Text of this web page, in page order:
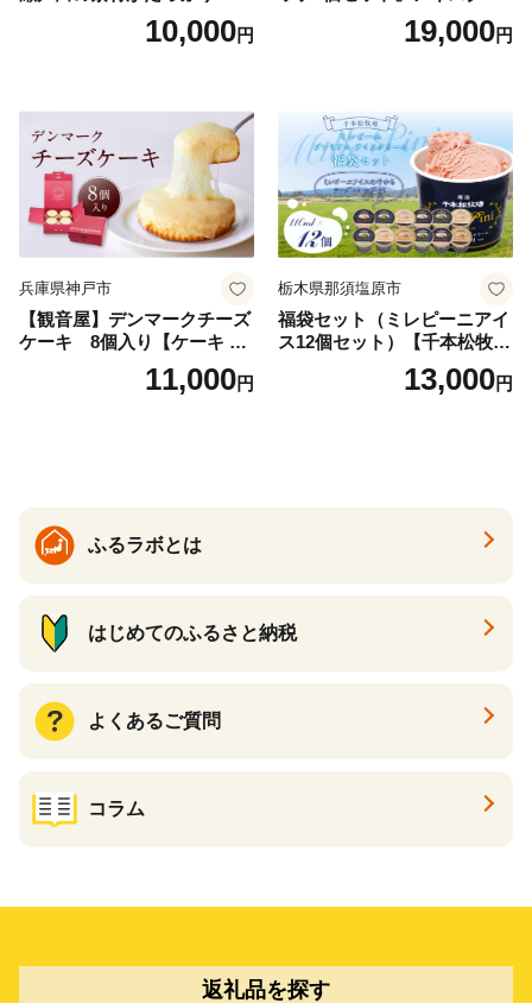
10,000円
ーム アイス スイーツ デザー
19,000円
兵庫県神戸市
【観音屋】デンマークチーズ
ケーキ 8個入り【ケーキ チ
ーズケーキ 人気スイーツ お
すすめスイーツ 神戸スイー
11,000円
栃木県那須塩原市
福袋セット（ミレピーニアイ
ス12個セット）【千本松牧
場】 ns025-014-12 【デザー
ト 詰め合わせ ギフト】
13,000円
ふるラボとは
はじめてのふるさと納税
よくあるご質問
コラム
返礼品を探す